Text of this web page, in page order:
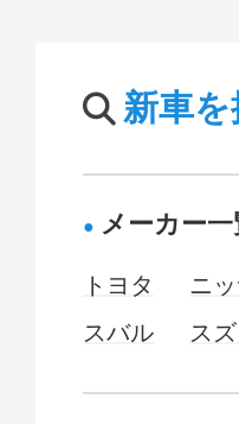
新車
メーカー一
トヨタ ニ
スバル
ス